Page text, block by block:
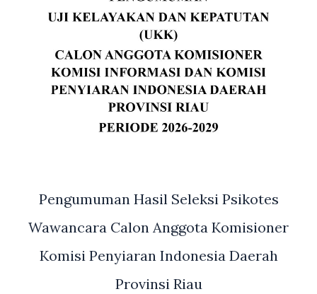
Pengumuman Hasil Seleksi Psikotes
Wawancara Calon Anggota Komisioner
Komisi Penyiaran Indonesia Daerah
Provinsi Riau